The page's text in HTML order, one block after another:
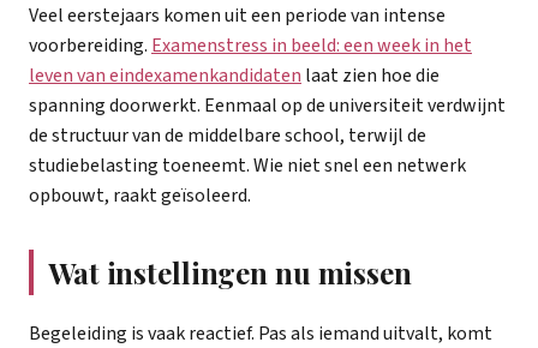
Veel eerstejaars komen uit een periode van intense
voorbereiding. Examenstress in beeld: een week in het
leven van eindexamenkandidaten laat zien hoe die
spanning doorwerkt. Eenmaal op de universiteit verdwijnt
de structuur van de middelbare school, terwijl de
studiebelasting toeneemt. Wie niet snel een netwerk
opbouwt, raakt geïsoleerd.
Wat instellingen nu missen
Begeleiding is vaak reactief. Pas als iemand uitvalt, komt